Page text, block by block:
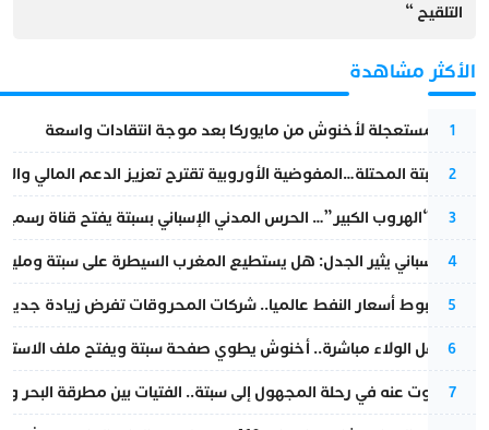
التلقيح “
الأكثر مشاهدة
1
عودة مستعجلة لأخنوش من مايوركا بعد موجة انتقادات واسعة
2
أزمة سبتة المحتلة…المفوضية الأوروبية تقترح تعزيز الدعم المالي
3
عملية “الهروب الكبير”… الحرس المدني الإسباني بسبتة يفتح قناة
4
تقرير إسباني يثير الجدل: هل يستطيع المغرب السيطرة على سبتة
5
رغم هبوط أسعار النفط عالميا.. شركات المحروقات تفرض زيادة
6
بعد حفل الولاء مباشرة.. أخنوش يطوي صفحة سبتة ويفتح ملف
7
المسكوت عنه في رحلة المجهول إلى سبتة.. الفتيات بين مطرقة البحر